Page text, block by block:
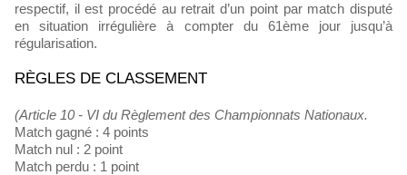
respectif, il est procédé au retrait d’un point par match disputé
en situation irrégulière à compter du 61ème jour jusqu’à
régularisation.
RÈGLES DE CLASSEMENT
(Article 10 - VI du Règlement des Championnats Nationaux.
Match gagné : 4 points
Match nul : 2 point
Match perdu : 1 point